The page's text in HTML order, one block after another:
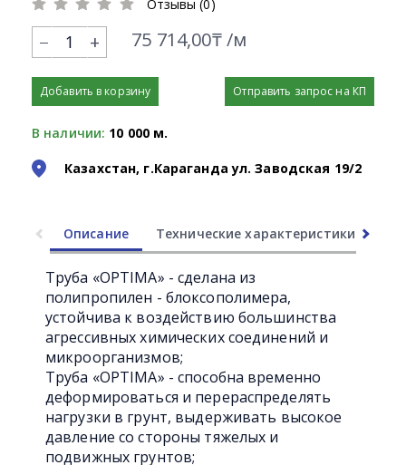
Отзывы (0)
+ 75 714,00₸ /м
Добавить в корзину Отправить запрос на КП
В наличии: 10 000 м.
Казахстан, г.Караганда ул. Заводская 19/2
Описание Технические характеристики
Труба «OPTIMA» - сделана из
полипропилен - блоксополимера,
устойчива к воздействию большинства
агрессивных химических соединений и
микроорганизмов;
Труба «OPTIMA» - способна временно
деформироваться и перераспределять
нагрузки в грунт, выдерживать высокое
давление со стороны тяжелых и
подвижных грунтов;